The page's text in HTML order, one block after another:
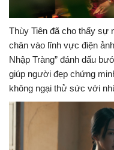
Thùy Tiên đã cho thấy sự
chân vào lĩnh vực điện
Nhập Tràng” đánh dấu
giúp người đẹp chứng
không ngại thử sức với